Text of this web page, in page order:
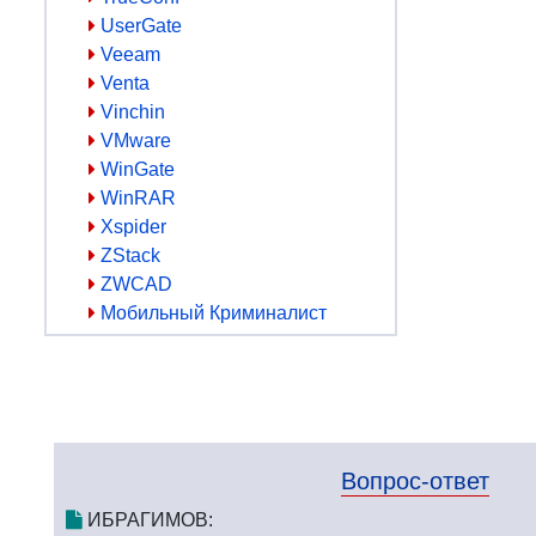
UserGate
Veeam
Venta
Vinchin
VMware
WinGate
WinRAR
Xspider
ZStack
ZWCAD
Мобильный Криминалист
Вопрос-ответ
ИБРАГИМОВ: